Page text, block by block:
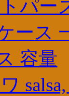
パー
ース
容量